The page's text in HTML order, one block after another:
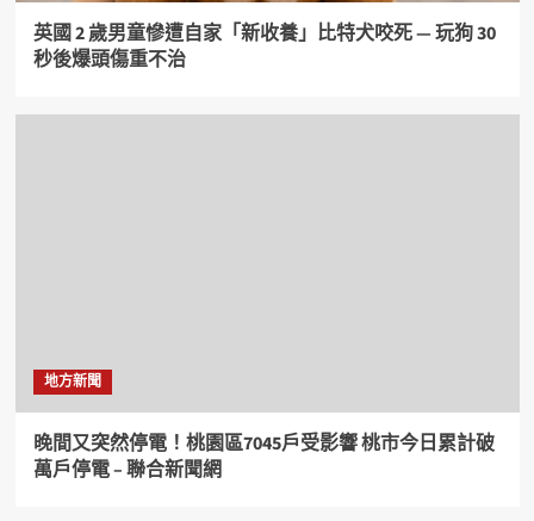
英國 2 歲男童慘遭自家「新收養」比特犬咬死 — 玩狗 30
秒後爆頭傷重不治
地方新聞
晚間又突然停電！桃園區7045戶受影響 桃市今日累計破
萬戶停電 – 聯合新聞網